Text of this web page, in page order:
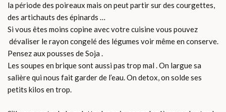
la période des poireaux mais on peut partir sur des courgettes,
des artichauts des épinards …
Si vous êtes moins copine avec votre cuisine vous pouvez
dévaliser le rayon congelé des légumes voir même en conserve.
Pensez aux pousses de Soja .
Les soupes en brique sont aussi pas trop mal . On largue sa
salière qui nous fait garder de l’eau. On detox, on solde ses
petits kilos en trop.